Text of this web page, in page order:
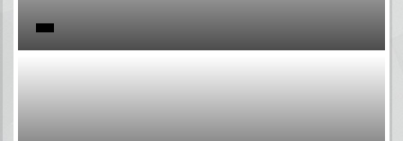
Por favor, aguarde...